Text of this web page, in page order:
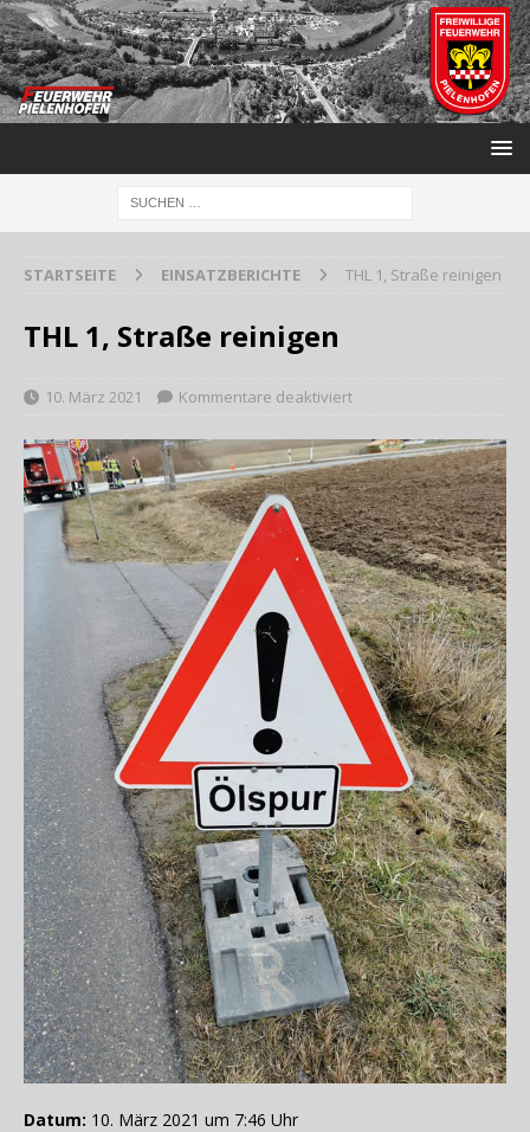
STARTSEITE EINSATZBERICHTE THL 1, Straße reinigen
THL 1, Straße reinigen
10. März 2021 Kommentare deaktiviert
Datum: 10. März 2021 um 7:46 Uhr